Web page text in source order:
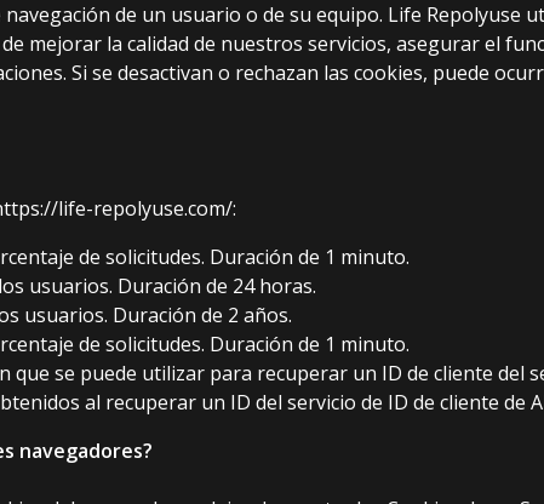
de un usuario o de su equipo. Life
mejorar la calidad de nuestros servicios, asegurar el
Si se desactivan o rechazan las cookies, puede
life-repolyuse.com/:
de solicitudes. Duración de 1 minuto.
usuarios. Duración de 24 horas.
usuarios. Duración de 2 años.
de solicitudes. Duración de 1 minuto.
que se puede utilizar para recuperar un ID de cliente
al recuperar un ID del servicio de ID de cliente de
navegadores?